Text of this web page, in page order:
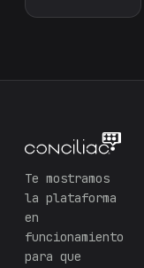
Te mostramos
la plataforma
en
funcionamiento
para que